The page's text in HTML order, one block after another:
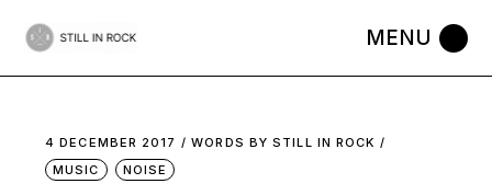
the
4 DECEMBER 2017 WORDS BYSTILL IN ROCK
MUSIC
NOISE